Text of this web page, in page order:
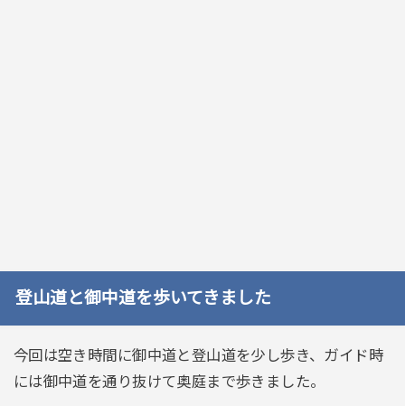
登山道と御中道を歩いてきました
今回は空き時間に御中道と登山道を少し歩き、ガイド時
には御中道を通り抜けて奥庭まで歩きました。